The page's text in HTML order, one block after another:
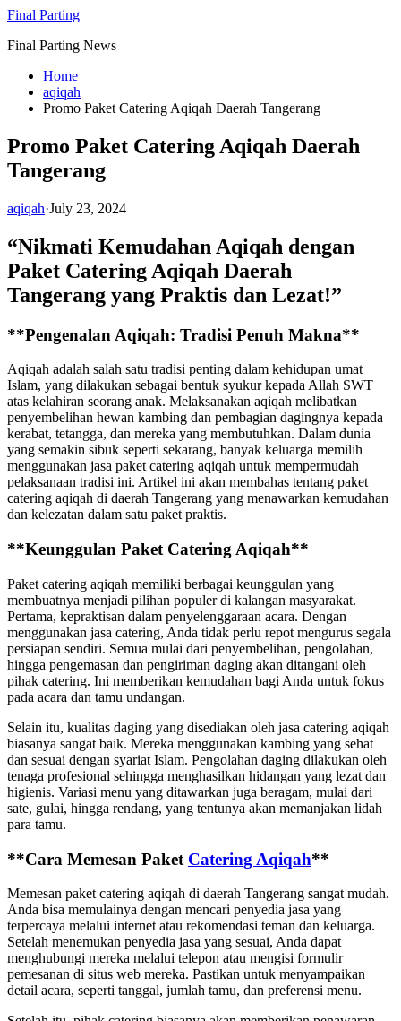
Skip
content
Final Parting
Final Parting News
Home
aqiqah
Promo Paket Catering Aqiqah Daerah Tangerang
Promo Paket Catering Aqiqah Daerah
Tangerang
aqiqah·July 23, 2024
“Nikmati Kemudahan Aqiqah dengan
Paket Catering Aqiqah Daerah
Tangerang yang Praktis dan Lezat!”
**Pengenalan Aqiqah: Tradisi Penuh Makna**
Aqiqah adalah salah satu tradisi penting dalam kehidupan umat
Islam, yang dilakukan sebagai bentuk syukur kepada Allah SWT
atas kelahiran seorang anak. Melaksanakan aqiqah melibatkan
penyembelihan hewan kambing dan pembagian dagingnya kepada
kerabat, tetangga, dan mereka yang membutuhkan. Dalam dunia
yang semakin sibuk seperti sekarang, banyak keluarga memilih
menggunakan jasa paket catering aqiqah untuk mempermudah
pelaksanaan tradisi ini. Artikel ini akan membahas tentang paket
catering aqiqah di daerah Tangerang yang menawarkan kemudahan
dan kelezatan dalam satu paket praktis.
**Keunggulan Paket Catering Aqiqah**
Paket catering aqiqah memiliki berbagai keunggulan yang
membuatnya menjadi pilihan populer di kalangan masyarakat.
Pertama, kepraktisan dalam penyelenggaraan acara. Dengan
menggunakan jasa catering, Anda tidak perlu repot mengurus segala
persiapan sendiri. Semua mulai dari penyembelihan, pengolahan,
hingga pengemasan dan pengiriman daging akan ditangani oleh
pihak catering. Ini memberikan kemudahan bagi Anda untuk fokus
pada acara dan tamu undangan.
Selain itu, kualitas daging yang disediakan oleh jasa catering aqiqah
biasanya sangat baik. Mereka menggunakan kambing yang sehat
dan sesuai dengan syariat Islam. Pengolahan daging dilakukan oleh
tenaga profesional sehingga menghasilkan hidangan yang lezat dan
higienis. Variasi menu yang ditawarkan juga beragam, mulai dari
sate, gulai, hingga rendang, yang tentunya akan memanjakan lidah
para tamu.
**Cara Memesan Paket Catering Aqiqah**
Memesan paket catering aqiqah di daerah Tangerang sangat mudah.
Anda bisa memulainya dengan mencari penyedia jasa yang
terpercaya melalui internet atau rekomendasi teman dan keluarga.
Setelah menemukan penyedia jasa yang sesuai, Anda dapat
menghubungi mereka melalui telepon atau mengisi formulir
pemesanan di situs web mereka. Pastikan untuk menyampaikan
detail acara, seperti tanggal, jumlah tamu, dan preferensi menu.